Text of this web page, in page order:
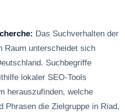
Das Suchverhalten der
Raum unterscheidet sich
Suchbegriffe
lokaler SEO-Tools
herauszufinden, welche
Phrasen die Zielgruppe in Riad,